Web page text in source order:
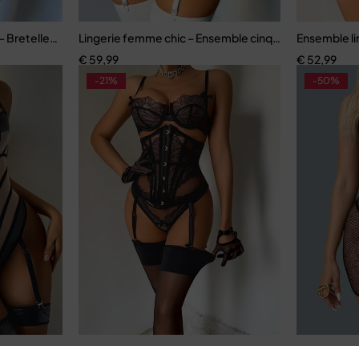
Bretelles réglables et dentelle raffinée
Lingerie femme chic – Ensemble cinq pièces avec
€ 59,99
Ensemble
€ 52,99
-21% -50%